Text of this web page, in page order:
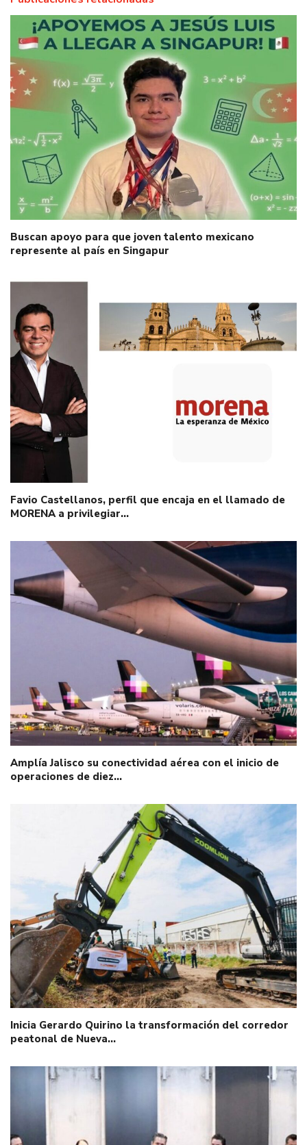
Buscan apoyo para que joven talento mexicano
represente al país en Singapur
Favio Castellanos, perfil que encaja en el llamado de
MORENA a privilegiar…
Amplía Jalisco su conectividad aérea con el inicio de
operaciones de diez…
Inicia Gerardo Quirino la transformación del corredor
peatonal de Nueva…